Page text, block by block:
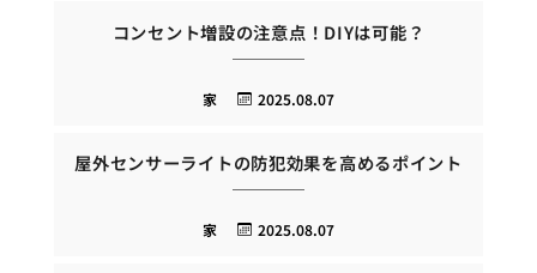
コンセント増設の注意点！DIYは可能？
2025.08.07
家
屋外センサーライトの防犯効果を高めるポイント
2025.08.07
家